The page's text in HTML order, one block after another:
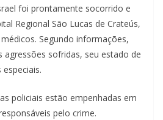
foi prontamente socorrido e
Regional São Lucas de Crateús,
Segundo informações,
agressões sofridas, seu estado de
policiais estão empenhadas em
pelo crime.